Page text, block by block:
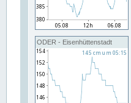
ODER - Eisenhüttenstadt